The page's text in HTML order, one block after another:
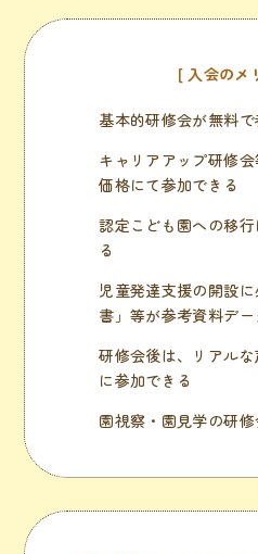
入会のメ
基本的研修会が無料
キャリアアップ研修
価格にて参加できる
認定こども園への移
る
児童発達支援の開設
書」等が参考資料デー
研修会後は、リアルな
に参加できる
園視察・園見学の研